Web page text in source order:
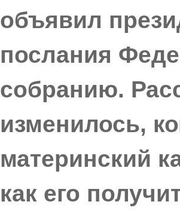
объявил
послания
собранию.
изменилось,
материнский
как его